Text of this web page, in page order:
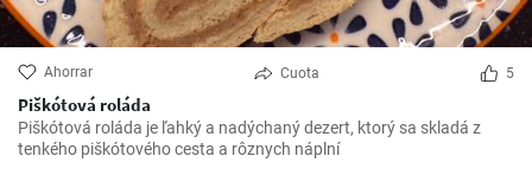
Ahorrar Cuota 5
Piškótová roláda
Piškótová roláda je ľahký a nadýchaný dezert, ktorý sa skladá z
tenkého piškótového cesta a rôznych náplní